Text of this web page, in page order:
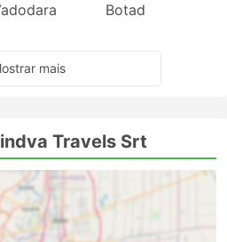
Botad
mais
Travels Srt